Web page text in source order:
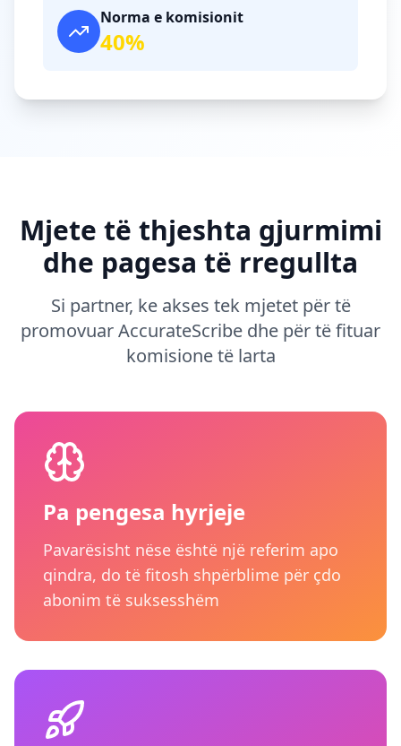
Norma e komisionit
40%
Mjete të thjeshta gjurmimi
dhe pagesa të rregullta
Si partner, ke akses tek mjetet për të
promovuar AccurateScribe dhe për të fituar
komisione të larta
Pa pengesa hyrjeje
Pavarësisht nëse është një referim apo
qindra, do të fitosh shpërblime për çdo
abonim të suksesshëm